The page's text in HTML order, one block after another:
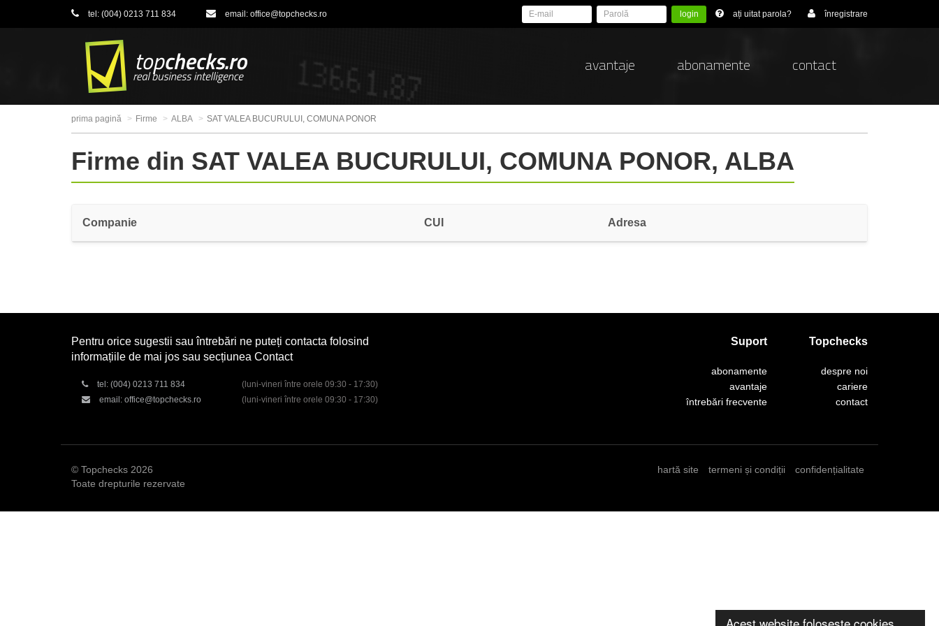
tel: (004) 0213 711 834 email: office@topchecks.ro login ați uitat parola? înregistrare
avantaje abonamente contact
prima pagină Firme ALBA SAT VALEA BUCURULUI, COMUNA PONOR
Firme din SAT VALEA BUCURULUI, COMUNA PONOR, ALBA
Companie CUI Adresa
Pentru orice sugestii sau întrebări ne puteți contacta folosind
informațiile de mai jos sau secțiunea Contact
tel: (004) 0213 711 834
(luni-vineri între orele 09:30 - 17:30)
email: office@topchecks.ro (luni-vineri între orele 09:30 - 17:30)
Topchecks
despre noi
cariere
contact
Suport
abonamente
avantaje
întrebări frecvente
© Topchecks 2026
Toate drepturile rezervate
hartă site termeni și condiții confidențialitate